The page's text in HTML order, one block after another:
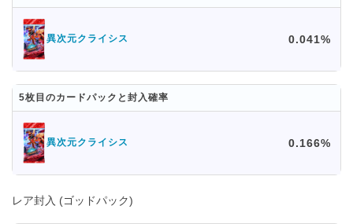
異次元クライシス 0.041%
5枚目のカードパックと封入確率
異次元クライシス 0.166%
レア封入 (ゴッドパック)